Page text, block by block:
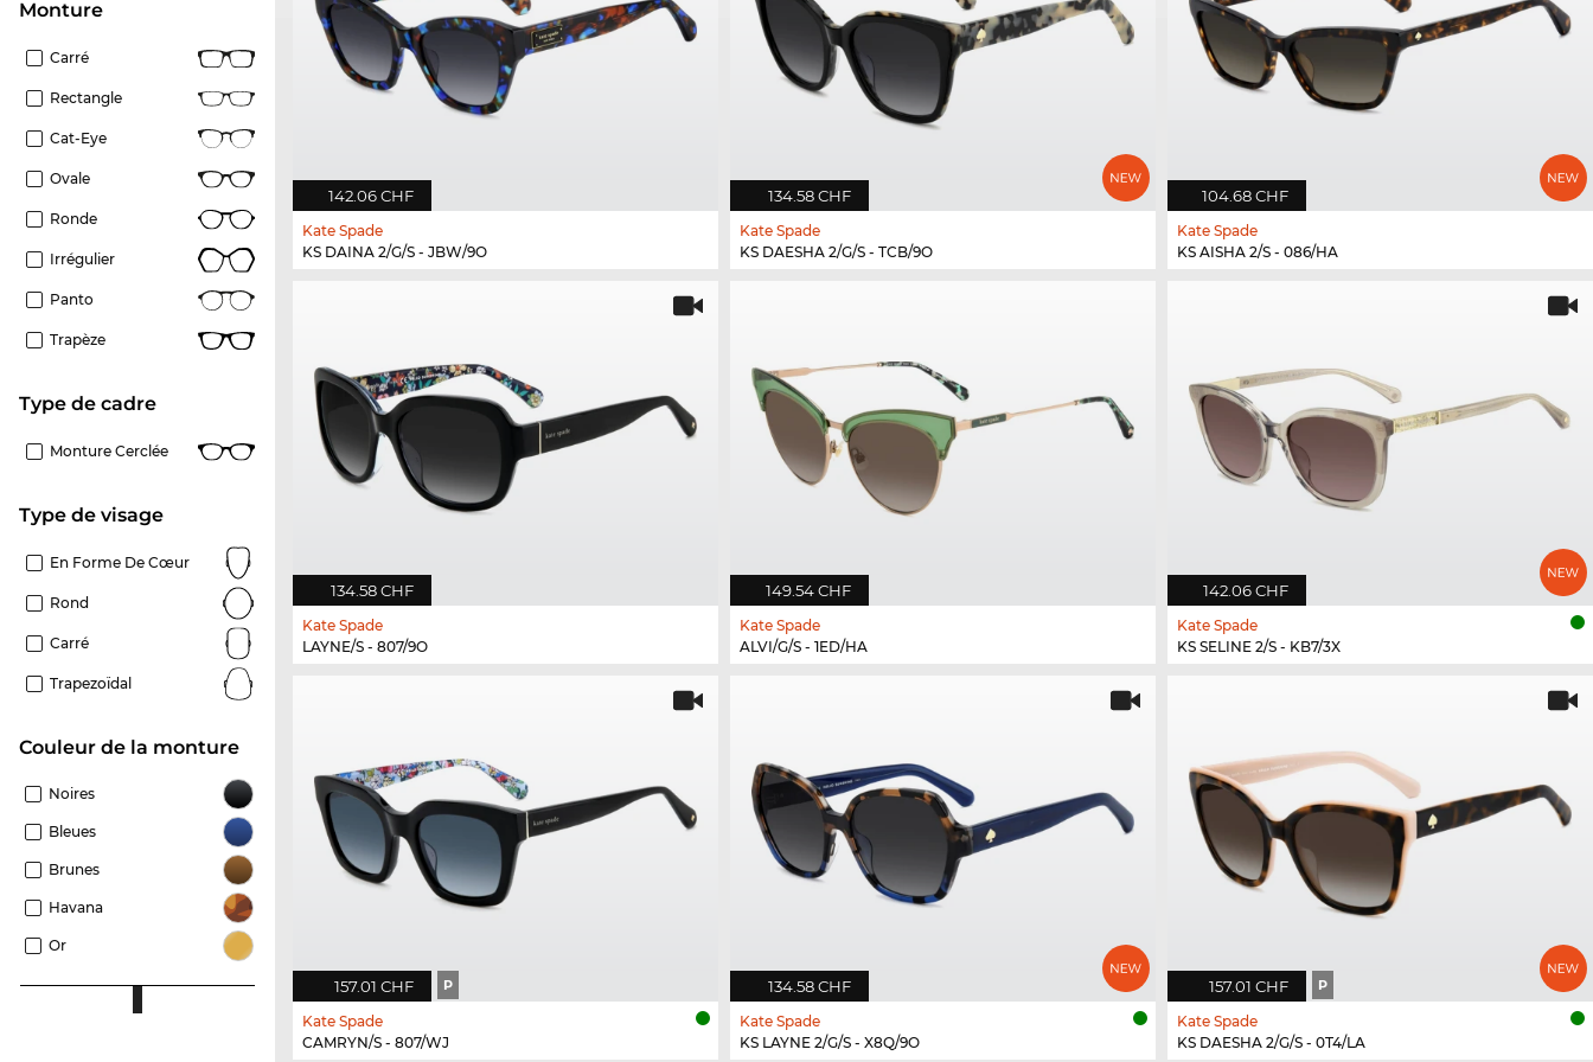
Monture
Carré
Rectangle
Cat-Eye
Ovale
Ronde
Irrégulier
Panto
Trapèze
Type de cadre
Monture Cerclée
Type de visage
En Forme De Cœur
Rond
Carré
Trapezoïdal
Couleur de la monture
Noires
Bleues
Brunes
Havana
Or
142.06 CHF
Kate Spade
KS DAINA 2/G/S - JBW/9O
134.58 CHF
Kate Spade
KS DAESHA 2/G/S - TCB/9O
104.68 CHF
Kate Spade
KS AISHA 2/S - 086/HA
134.58 CHF
Kate Spade
LAYNE/S - 807/9O
149.54 CHF
Kate Spade
ALVI/G/S - 1ED/HA
142.06 CHF
Kate Spade
KS SELINE 2/S - KB7/3X
157.01 CHF P
Kate Spade
CAMRYN/S - 807/WJ
134.58 CHF
Kate Spade
KS LAYNE 2/G/S - X8Q/9O
157.01 CHF P
Kate Spade
KS DAESHA 2/G/S - 0T4/LA